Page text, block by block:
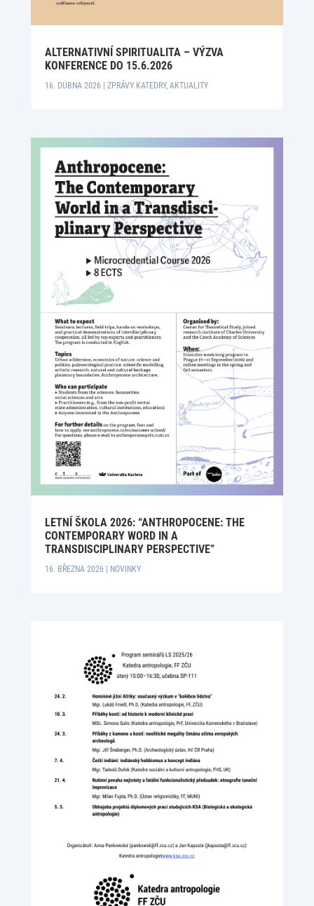
ALTERNATIVNÍ SPIRITUALITA – VÝZVA
KONFERENCE DO 15.6.2026
16. DUBNA 2026| ZPRÁVY KATEDRY, AKTUALITY
LETNÍ ŠKOLA 2026: “ANTHROPOCENE: THE
CONTEMPORARY WORD IN A
TRANSDISCIPLINARY PERSPECTIVE”
16. BŘEZNA 2026| NOVINKY